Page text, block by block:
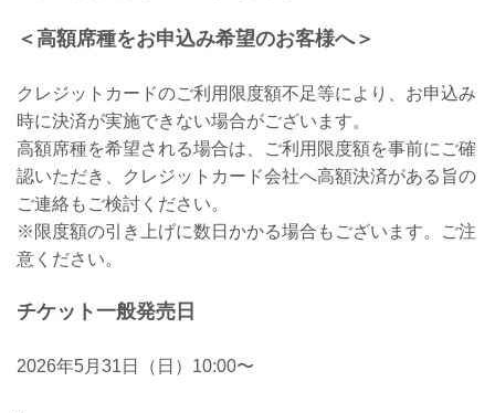
＜高額席種をお申込み希望のお客様へ＞
クレジットカードのご利用限度額不足等により、お申込み
時に決済が実施できない場合がございます。
高額席種を希望される場合は、ご利用限度額を事前にご確
認いただき、クレジットカード会社へ高額決済がある旨の
ご連絡もご検討ください。
※限度額の引き上げに数日かかる場合もございます。ご注
意ください。
チケット一般発売日
2026年5月31日（日）10:00〜